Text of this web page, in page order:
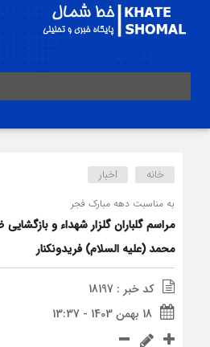
خانه اخبار
به مناسبت دهه مبارک فجر
مراسم گلباران گلزار شهداء و
محمد (علیه السلام) فریدونکنار
کد خبر : 18197
18 بهمن 1403 - 13:37